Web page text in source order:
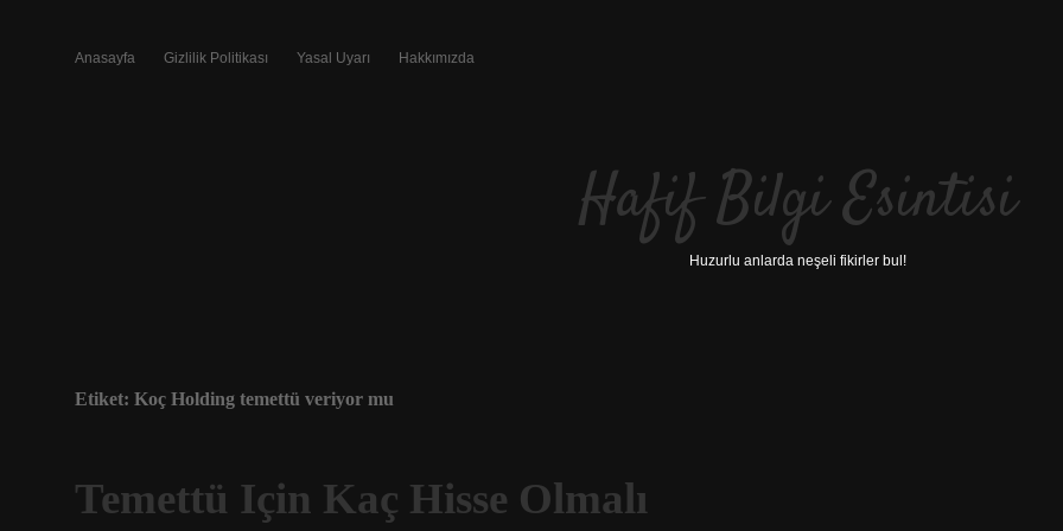
Anasayfa Gizlilik Politikası Yasal Uyarı Hakkımızda
Hafif Bilgi Esintisi
Huzurlu anlarda neşeli fikirler bul!
Etiket: Koç Holding temettü veriyor mu
Temettü Için Kaç Hisse Olmalı